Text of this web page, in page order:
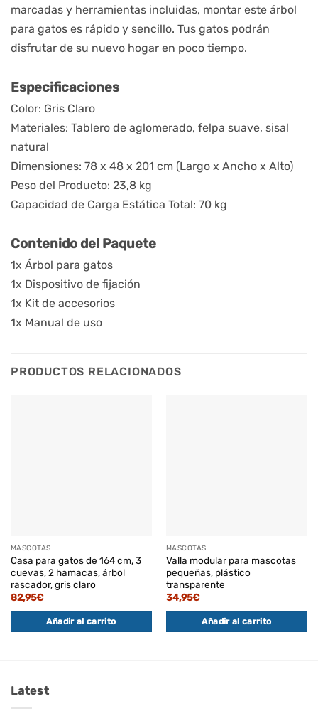
marcadas y herramientas incluidas, montar este árbol
para gatos es rápido y sencillo. Tus gatos podrán
disfrutar de su nuevo hogar en poco tiempo.
Especificaciones
Color: Gris Claro
Materiales: Tablero de aglomerado, felpa suave, sisal
natural
Dimensiones: 78 x 48 x 201 cm (Largo x Ancho x Alto)
Peso del Producto: 23,8 kg
Capacidad de Carga Estática Total: 70 kg
Contenido del Paquete
1x Árbol para gatos
1x Dispositivo de fijación
1x Kit de accesorios
1x Manual de uso
PRODUCTOS RELACIONADOS
MASCOTAS
Casa para gatos de 164 cm, 3
cuevas, 2 hamacas, árbol
rascador, gris claro
82,95€
Añadir al carrito
MASCOTAS
Valla modular para mascotas
pequeñas, plástico
transparente
34,95€
Añadir al carrito
Latest